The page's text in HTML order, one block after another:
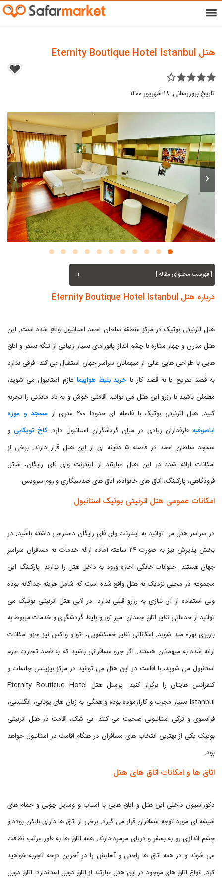
menu
هتل Eternity Boutique Hotel Istanbul
star_border star star star star
تاریخ بروزرسانی: ۱۸ شهریور ۱۴۰۰
‹
›
[ فهرست محتوای مقاله ] +
درباره هتل Eternity Boutique Hotel Istanbul
هتل اترنیتی بوتیک در مرکز منطقه سلطان احمد استانبول واقع شده است. این
هتل مدرن و چهار ستاره با چشم انداز پانورامای بسیار زیبایی از تنگه بسفر و اتاق
هایی با طراحی هایی عالی از میهمانان سراسر جهان استقبال می کند. فرقی ندارد
به قصد تفریح یا به قصد کار با خرید بلیط هواپیما عازم استانبول می شوید،
مطمئن باشید با رزرو این هتل می توانید اقامتی خوش و به یاد ماندنی را تجربه
کنید. هتل اترنیتی بوتیک با فاصله ای حدودا ۲۰۰ متری از
مسجد و موزه
ایاصوفیهطرفداران زیادی در میان گردشگران استانبول دارد.کاخ توپکاپیو
مسجد سلطان احمد در فاصله ۵ دقیقه ای از این هتل قرار دارند. برخی از
امکانات ارائه شده در این هتل عبارتند از اینترنت وای فای رایگان، شاتل
فرودگاهی، پارکینگ، اتاق های خانواده، اتاق های ضدسیگاری و روم سرویس.
امکانات عمومی هتل اترنیتی بوتیک استانبول
در سراسر هتل می توانید به اینترنت وای فای رایگان دسترسی داشته باشید. در
بخش پذیرش نیز به صورت ۲۴ ساعته آماده ارائه خدمات به مسافران سراسر
جهان هستند. حیوانات خانگی اجازه ورود به داخل هتل را ندارند. پارکینگ این
مجموعه در محلی نزدیک به هتل واقع شده است که شامل هزینه جداگانه بوده
ولی استفاده از آن نیازی به رزرو قبلی ندارد. در لابی هتل اترنیتی بوتیک می
توانید از خدماتی نظیر اتاق چمدان، میز تور و بلیط گردشگری و خدمات مربوط به
باربری بهره مند شوید. امکاناتی نظیر خشکشویی، اتو و واکس نیز جزو امکانات
ارائه شده به میهمانان هستند. اگر جزو مسافرانی باشید که به قصد تجارت عازم
استانبول می شوید، با اقامت در این هتل می توانید در مرکز بیزینس جلسات و
کنفرانس هایتان را برگزار کنید. پرسنل هتل Eternity Boutique Hotel
Istanbul بسیار مجرب و کارآزموده بوده و همگی به زبان های یونانی، انگلیسی،
فرانسوی و ترکی استانبولی صحبت می کنند. بی شک، اقامت در هتل اترنیتی
بوتیک یکی از بهترین انتخاب های مسافران در هنگام اقامت در استانبول خواهد
بود.
اتاق ها و امکانات اتاق های هتل
دکوراسیون داخلی این هتل و اتاق هایی با اسباب و وسایل چوبی و حمام های
شیشه ای مورد توجه مسافران قرار می گیرد. برخی از اتاق ها دارای بالکن بوده و
چشم اندازی رو به بسفر و دریای مرمره دارند. همه اتاق ها به طور مرتب نظافت
می شوند و در همه اتاق ها راحتی و آسایش را در آخرین درجه تجربه خواهید
کرد. انواع اتاق های موجود در این هتل عبارتند از اتاق دوبل استاندارد، اتاق دوبل